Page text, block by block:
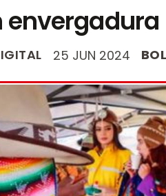
envergadura
25 JUN 2024